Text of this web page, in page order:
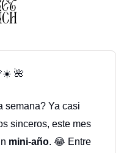
🌺
semana? Ya casi
sinceros, este mes
mini-año. 😂 Entre